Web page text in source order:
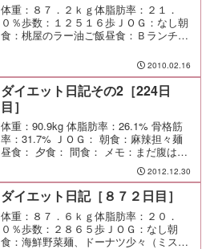
体重：８７．２ｋｇ体脂肪率：２１．
０％歩数：１２５１６歩ＪＯＧ：なし朝
食：桃屋のラー油ご飯昼食：Ｂランチ
食：メモ：今日は快調！ そして、とて
もとても大切な日になった。
2010.02.16
ダイエット日記その2［224日
目］
体重：90.9kg 体脂肪率：26.1% 骨格筋
率：31.7% ＪＯＧ： 朝食：麻辣担々麺
昼食： 夕食： 間食： メモ：まだ腹は本
調子にならない。下はユルユル。酒を呑
2012.12.30
ダイエット日記［８７２日目］
体重：８７．６ｋｇ体脂肪率：２０．
０％歩数：２８６５歩ＪＯＧ：なし朝
食：海鮮野菜麺、ドーナツ少々（ミスタ